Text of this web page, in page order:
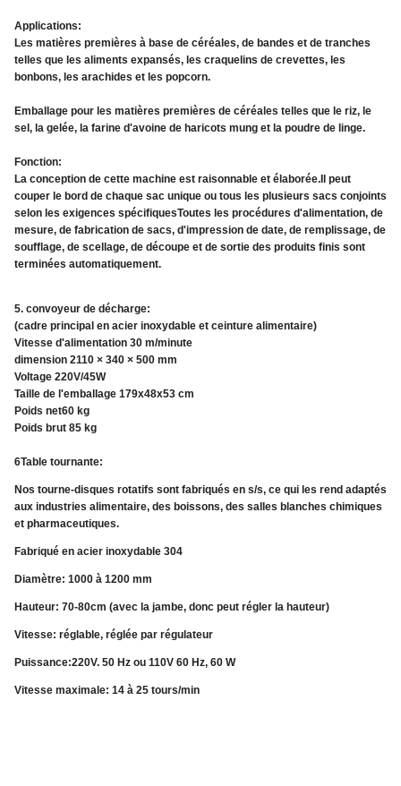
Applications:
Les matières premières à base de céréales, de bandes et de tranches
telles que les aliments expansés, les craquelins de crevettes, les
bonbons, les arachides et les popcorn.
Emballage pour les matières premières de céréales telles que le riz, le
sel, la gelée, la farine d'avoine de haricots mung et la poudre de linge.
Fonction:
La conception de cette machine est raisonnable et élaborée.Il peut
couper le bord de chaque sac unique ou tous les plusieurs sacs conjoints
selon les exigences spécifiquesToutes les procédures d'alimentation, de
mesure, de fabrication de sacs, d'impression de date, de remplissage, de
soufflage, de scellage, de découpe et de sortie des produits finis sont
terminées automatiquement.
5. convoyeur de décharge:
(cadre principal en acier inoxydable et ceinture alimentaire)
Vitesse d'alimentation 30 m/minute
dimension 2110 × 340 × 500 mm
Voltage 220V/45W
Taille de l'emballage 179x48x53 cm
Poids net60 kg
Poids brut 85 kg
6Table tournante:
Nos tourne-disques rotatifs sont fabriqués en s/s, ce qui les rend adaptés
aux industries alimentaire, des boissons, des salles blanches chimiques
et pharmaceutiques.
Fabriqué en acier inoxydable 304
Diamètre: 1000 à 1200 mm
Hauteur: 70-80cm (avec la jambe, donc peut régler la hauteur)
Vitesse: réglable, réglée par régulateur
Puissance:220V. 50 Hz ou 110V 60 Hz, 60 W
Vitesse maximale: 14 à 25 tours/min